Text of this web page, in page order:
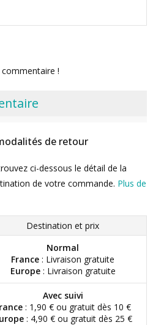
!
de retour
ci-dessous le détail de la
de votre commande. Plus de
Destination et prix
Normal
France : Livraison gratuite
Europe: Livraison gratuite
Avec suivi
: 1,90 € ou gratuit dès 10 €
: 4,90 € ou gratuit dès 25 €